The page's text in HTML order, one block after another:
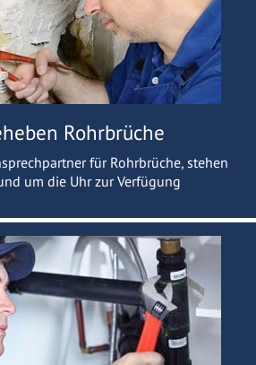
Rohrbrüche
für Rohrbrüche, stehen
um die Uhr zur Verfügung